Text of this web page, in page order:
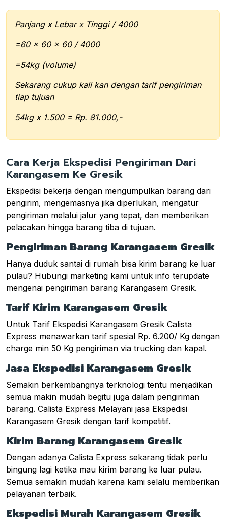
Panjang x Lebar x Tinggi / 4000
=60 x 60 x 60 / 4000
=54kg (volume)
Sekarang cukup kali kan dengan tarif pengiriman
tiap tujuan
54kg x 1.500 = Rp. 81.000,-
Cara Kerja Ekspedisi Pengiriman Dari
Karangasem Ke Gresik
Ekspedisi bekerja dengan mengumpulkan barang dari
pengirim, mengemasnya jika diperlukan, mengatur
pengiriman melalui jalur yang tepat, dan memberikan
pelacakan hingga barang tiba di tujuan.
Pengiriman Barang Karangasem Gresik
Hanya duduk santai di rumah bisa kirim barang ke luar
pulau? Hubungi marketing kami untuk info terupdate
mengenai pengiriman barang Karangasem Gresik.
Tarif Kirim Karangasem Gresik
Untuk Tarif Ekspedisi Karangasem Gresik Calista
Express menawarkan tarif spesial Rp. 6.200/ Kg dengan
charge min 50 Kg pengiriman via trucking dan kapal.
Jasa Ekspedisi Karangasem Gresik
Semakin berkembangnya terknologi tentu menjadikan
semua makin mudah begitu juga dalam pengiriman
barang. Calista Express Melayani jasa Ekspedisi
Karangasem Gresik dengan tarif kompetitif.
Kirim Barang Karangasem Gresik
Dengan adanya Calista Express sekarang tidak perlu
bingung lagi ketika mau kirim barang ke luar pulau.
Semua semakin mudah karena kami selalu memberikan
pelayanan terbaik.
Ekspedisi Murah Karangasem Gresik